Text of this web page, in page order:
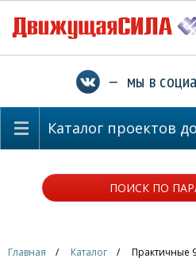
— мы в
Каталог проектов
ПОИСК ПО
Главная Каталог Практичные